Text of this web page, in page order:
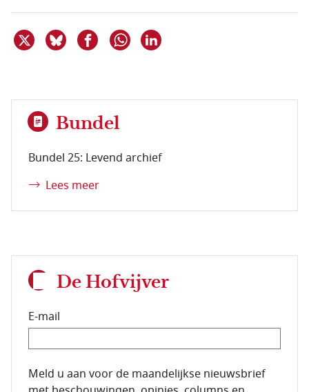
Deel dit item op X
Deel dit item op Bluesky
Deel dit item op Facebook
Delen via WhatsApp
Bundel
Bundel 25: Levend archief
Lees meer
De Hofvijver
E-mail
E-mailadres van de abonnee.
Meld u aan voor de maandelijkse nieuwsbrief